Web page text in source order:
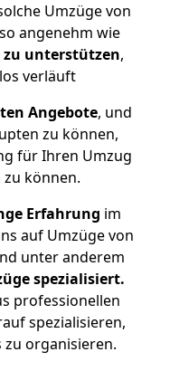
Umzüge von
angenehm wie
zu unterstützen,
verläuft
Angebote, und
zu können,
für Ihren Umzug
zu können.
Erfahrung im
auf Umzüge von
unter anderem
spezialisiert.
professionellen
spezialisieren,
zu organisieren.